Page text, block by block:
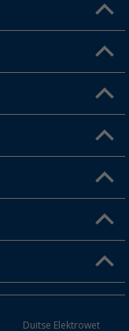
Duitse Elektrowet